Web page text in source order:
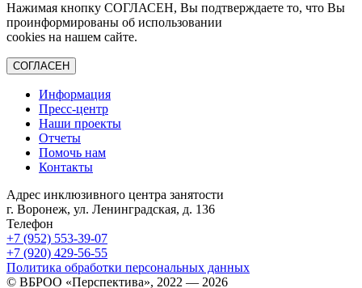
Нажимая кнопку СОГЛАСЕН, Вы подтверждаете то, что Вы
проинформированы об использовании
cookies на нашем сайте.
СОГЛАСЕН
Информация
Пресс-центр
Наши проекты
Отчеты
Помочь нам
Контакты
Адрес инклюзивного центра занятости
г. Воронеж, ул. Ленинградская, д. 136
Телефон
+7 (952) 553-39-07
+7 (920) 429-56-55
Политика обработки персональных данных
© ВБРОО «Перспектива», 2022 — 2026